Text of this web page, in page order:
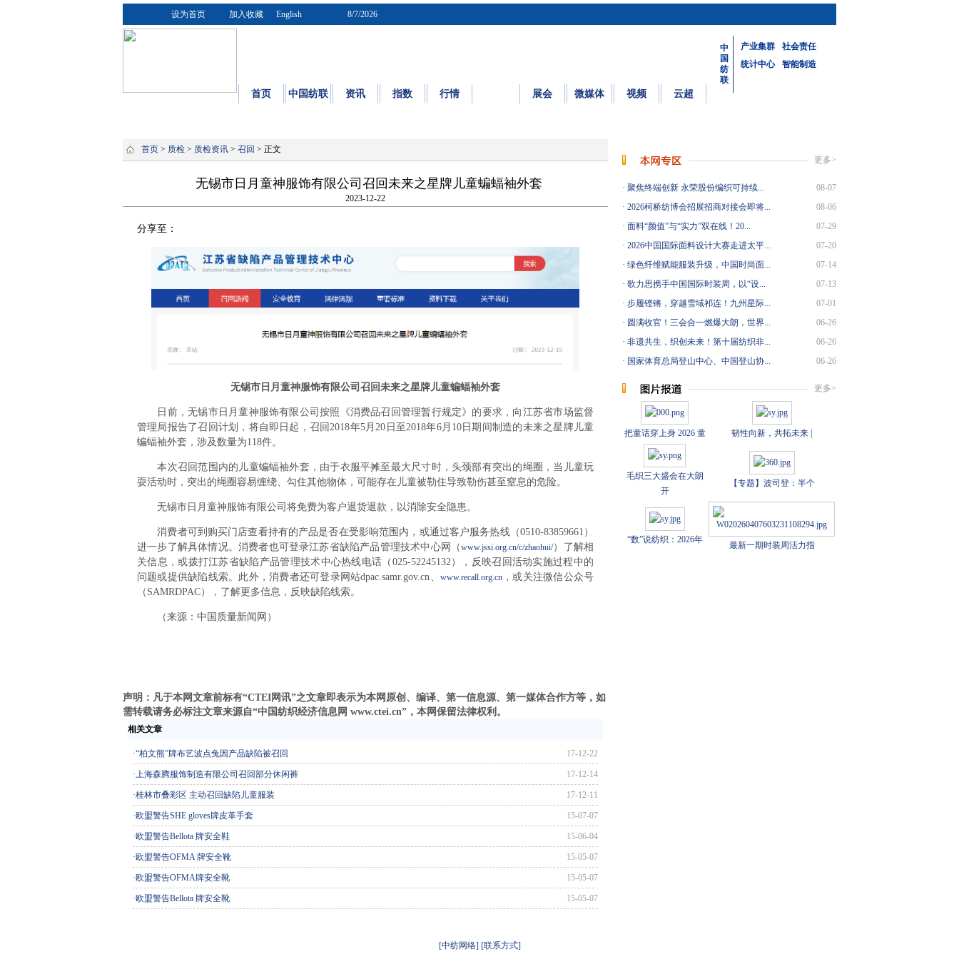
设为首页 加入收藏 English 8/7/2026
首页 中国纺联 资讯 指数 行情 展会 微媒体 视频 云超
中
国
纺
联
产业集群
社会责任
统计中心
智能制造
首页 > 质检 > 质检资讯 > 召回 > 正文
无锡市日月童神服饰有限公司召回未来之星牌儿童蝙蝠袖外套
2023-12-22
分享至：
无锡市日月童神服饰有限公司召回未来之星牌儿童蝙蝠袖外套
日前，无锡市日月童神服饰有限公司按照《消费品召回管理暂行规定》的要求，向江苏省市场监督
管理局报告了召回计划，将自即日起，召回2018年5月20日至2018年6月10日期间制造的未来之星牌儿童
蝙蝠袖外套，涉及数量为118件。
本次召回范围内的儿童蝙蝠袖外套，由于衣服平摊至最大尺寸时，头颈部有突出的绳圈，当儿童玩
耍活动时，突出的绳圈容易缠绕、勾住其他物体，可能存在儿童被勒住导致勒伤甚至窒息的危险。
无锡市日月童神服饰有限公司将免费为客户退货退款，以消除安全隐患。
消费者可到购买门店查看持有的产品是否在受影响范围内，或通过客户服务热线（0510-83859661）
进一步了解具体情况。消费者也可登录江苏省缺陷产品管理技术中心网（www.jssi.org.cn/c/zhaohui/）了解相
关信息，或拨打江苏省缺陷产品管理技术中心热线电话（025-52245132），反映召回活动实施过程中的
问题或提供缺陷线索。此外，消费者还可登录网站dpac.samr.gov.cn、 www.recall.org.cn，或关注微信公众号
（SAMRDPAC），了解更多信息，反映缺陷线索。
（来源：中国质量新闻网）
声明：凡于本网文章前标有“CTEI网讯”之文章即表示为本网原创、编译、第一信息源、第一媒体合作方等，如
需转载请务必标注文章来源自“中国纺织经济信息网 www.ctei.cn”，本网保留法律权利。
相关文章
17-12-22
·“柏文熊”牌布艺波点兔因产品缺陷被召回
17-12-14
·上海森腾服饰制造有限公司召回部分休闲裤
17-12-11
·桂林市叠彩区 主动召回缺陷儿童服装
15-07-07
·欧盟警告SHE gloves牌皮革手套
15-06-04
·欧盟警告Bellota 牌安全鞋
15-05-07
·欧盟警告OFMA 牌安全靴
15-05-07
·欧盟警告OFMA牌安全靴
15-05-07
·欧盟警告Bellota 牌安全靴
更多>
08-07
· 聚焦终端创新 永荣股份编织可持续...
08-06
· 2026柯桥纺博会招展招商对接会即将...
07-29
· 面料“颜值”与“实力”双在线！20...
07-20
· 2026中国国际面料设计大赛走进太平...
07-14
· 绿色纤维赋能服装升级，中国时尚面...
07-13
· 歌力思携手中国国际时装周，以“设...
07-01
· 步履铿锵，穿越雪域祁连！九州星际...
06-26
· 圆满收官！三会合一燃爆大朗，世界...
06-26
· 非遗共生，织创未来！第十届纺织非...
06-26
· 国家体育总局登山中心、中国登山协...
更多>
把童话穿上身 2026 童 韧性向新，共拓未来 |
毛织三大盛会在大朗
开
【专题】波司登：半个
“数”说纺织：2026年
最新一期时装周活力指
[中纺网络] [联系方式]